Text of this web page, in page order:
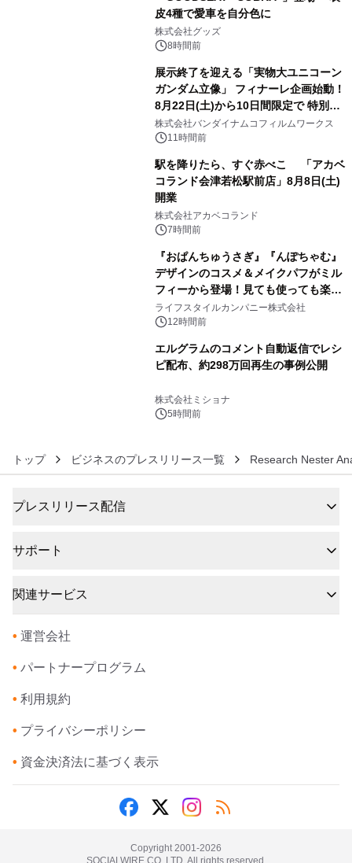
皮4種で愛車を自分色に
株式会社グッズ
8時間前
展示終了を迎える「実物大ユニコーン
ガンダム立像」 フィナーレ企画始動！
8月22日(土)から10日間限定で 特別映
像『UNICORN GUNDAM Statue ―
BEYOND POSSIBILITY ―』を上映！
株式会社バンダイナムコフィルムワークス
11時間前
駅を降りたら、すぐ赤べこ 「アカベ
コランド会津若松駅前店」8月8日(土)
開業
株式会社アカベコランド
7時間前
『おぱんちゅうさぎ』『んぽちゃむ』
デザインのコスメ＆メイクパフがミル
フィーから登場！見ても使っても楽し
い、ポップでキュートなコレクショ
ン。
ライフスタイルカンパニー株式会社
12時間前
エルグラムのコメント自動返信でレシ
ピ配布、約298万回再生の事例公開
株式会社ミショナ
5時間前
トップ ビジネスのプレスリリース一覧 Research Nester
プレスリリース配信
サポート
関連サービス
• 運営会社
• パートナープログラム
• 利用規約
• プライバシーポリシー
• 資金決済法に基づく表示
Copyright 2001-2026